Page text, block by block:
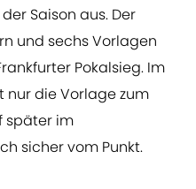
Saison aus. Der
und sechs Vorlagen
Pokalsieg. Im
nur die Vorlage zum
später im
sicher vom Punkt.